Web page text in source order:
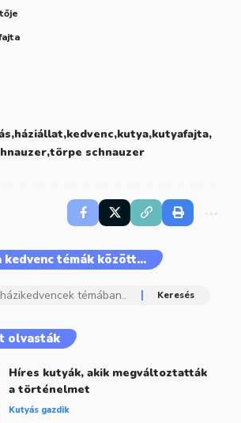
háziállat kedvenc kutya kutyafajta
törpe schnauzer
kedvenc témák között…
olvasták
Híres kutyák, akik megváltoztatták
a történelmet
Kutyás gazdik